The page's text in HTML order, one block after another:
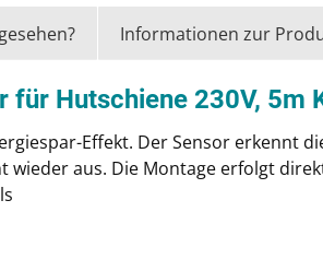
Informationen zur
Hutschiene 230V, 5m
Effekt. Der Sensor erkennt
aus. Die Montage erfolgt